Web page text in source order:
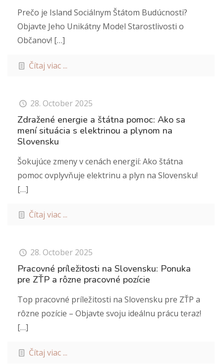
Prečo je Island Sociálnym Štátom Budúcnosti?
Objavte Jeho Unikátny Model Starostlivosti o
Občanov! […]
Čítaj viac ...
28. October 2025
Zdražené energie a štátna pomoc: Ako sa
mení situácia s elektrinou a plynom na
Slovensku
Šokujúce zmeny v cenách energií: Ako štátna
pomoc ovplyvňuje elektrinu a plyn na Slovensku!
[…]
Čítaj viac ...
28. October 2025
Pracovné príležitosti na Slovensku: Ponuka
pre ZŤP a rôzne pracovné pozície
Top pracovné príležitosti na Slovensku pre ZŤP a
rôzne pozície – Objavte svoju ideálnu prácu teraz!
[…]
Čítaj viac ...